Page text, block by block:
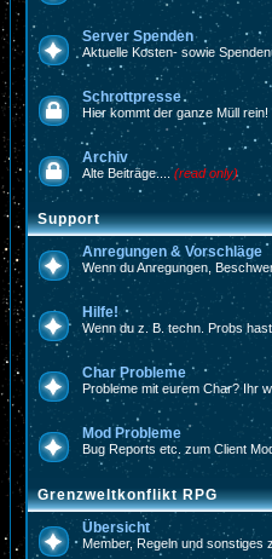
Server Spenden
Aktuelle Kosten- sowie
Schrottpresse
Hier kommt der ganze Müll rein!
Archiv
Alte Beiträge....(read only)
Support
Anregungen & Vorschläge
Wenn du Anregungen,
Hilfe!
Wenn du z. B. techn. Probs
Char Probleme
Probleme mit eurem Char? Ihr
Mod Probleme
Bug Reports etc. zum Client
Grenzweltkonflikt RPG
Übersicht
Member, Regeln und sonstiges